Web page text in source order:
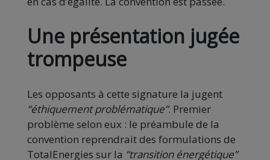
Une présentation jugée
trompeuse
Les opposants à cette signature la jugent
“éthiquement problématique”. Premier
problème selon eux : le préambule de la
convention reprendrait des formulations de
TotalEnergies sur la “transition énergétique”